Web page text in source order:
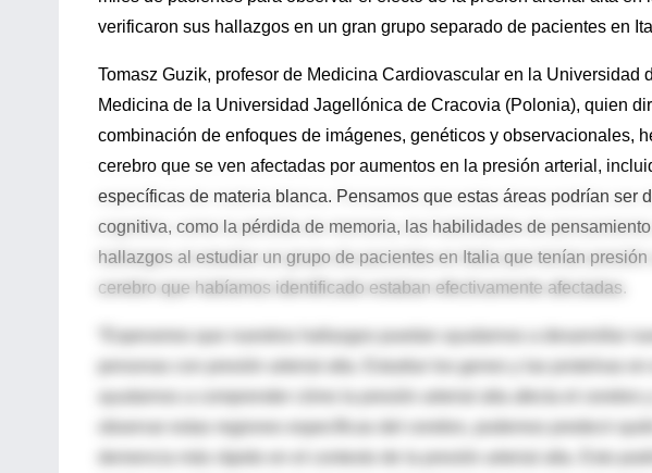
verificaron sus hallazgos en un gran grupo separado de pacientes en
Tomasz Guzik, profesor de Medicina Cardiovascular en la
Medicina de la Universidad Jagellónica de Cracovia (Polonia), quien
combinación de enfoques de imágenes, genéticos y observacionales,
cerebro que se ven afectadas por aumentos en la presión arterial,
específicas de materia blanca. Pensamos que estas áreas podrían ser
cognitiva, como la pérdida de memoria, las habilidades de
hallazgos al estudiar un grupo de pacientes en Italia que tenían
cerebro que habíamos identificado estaban efectivamente afectadas.
“Esperamos que nuestros hallazgos puedan ayudarnos a desarrollar
personas con presión arterial alta. Estudiar los genes y las proteínas
ayudarnos a comprender cómo la presión arterial alta afecta el cerebro
observar estas regiones específicas del cerebro, podemos predecir